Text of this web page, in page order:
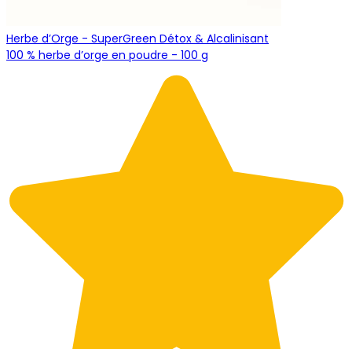
Herbe d’Orge - SuperGreen Détox & Alcalinisant
100 % herbe d’orge en poudre - 100 g